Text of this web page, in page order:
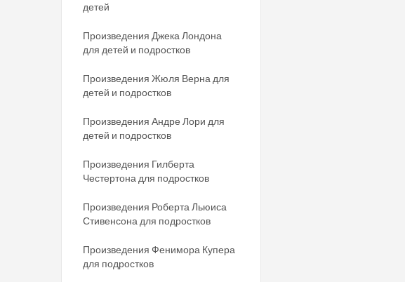
детей
Произведения Джека Лондона
для детей и подростков
Произведения Жюля Верна для
детей и подростков
Произведения Андре Лори для
детей и подростков
Произведения Гилберта
Честертона для подростков
Произведения Роберта Льюиса
Стивенсона для подростков
Произведения Фенимора Купера
для подростков